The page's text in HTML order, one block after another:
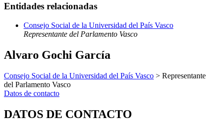
Entidades relacionadas
Consejo Social de la Universidad del País Vasco
Representante del Parlamento Vasco
Alvaro Gochi García
Consejo Social de la Universidad del País Vasco > Representante
del Parlamento Vasco
Datos de contacto
DATOS DE CONTACTO